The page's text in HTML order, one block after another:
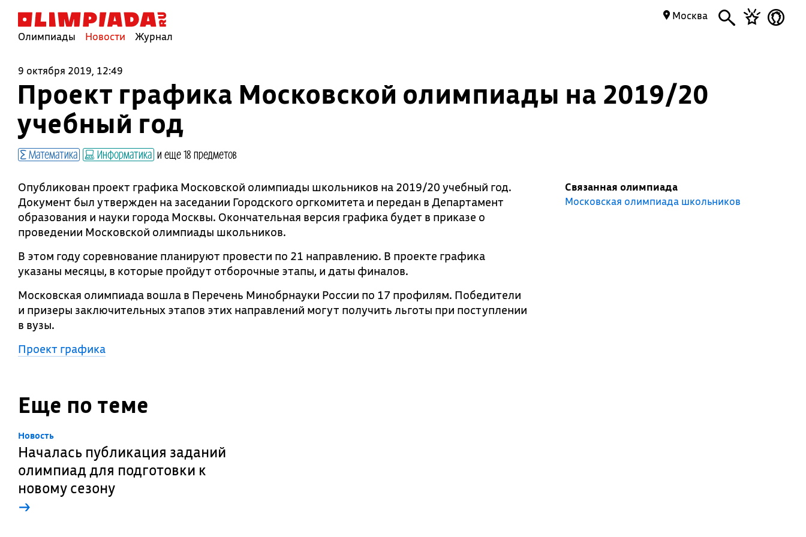
Олимпиады Новости Журнал
Москва
9 октября 2019, 12:49
Проект графика Московской олимпиады на 2019/20
учебный год
Математика Информатика и еще 18 предметов
Опубликован проект графика Московской олимпиады школьников на 2019/20 учебный год.
Документ был утвержден на заседании Городского оргкомитета и передан в Департамент
образования и науки города Москвы. Окончательная версия графика будет в приказе о
проведении Московской олимпиады школьников.
В этом году соревнование планируют провести по 21 направлению. В проекте графика
указаны месяцы, в которые пройдут отборочные этапы, и даты финалов.
Московская олимпиада вошла в Перечень Минобрнауки России по 17 профилям. Победители
и призеры заключительных этапов этих направлений могут получить льготы при поступлении
в вузы.
Проект графика
Связанная олимпиада
Московская олимпиада школьников
Еще по теме
Новость
Началась публикация заданий
олимпиад для подготовки к
новому сезону
→